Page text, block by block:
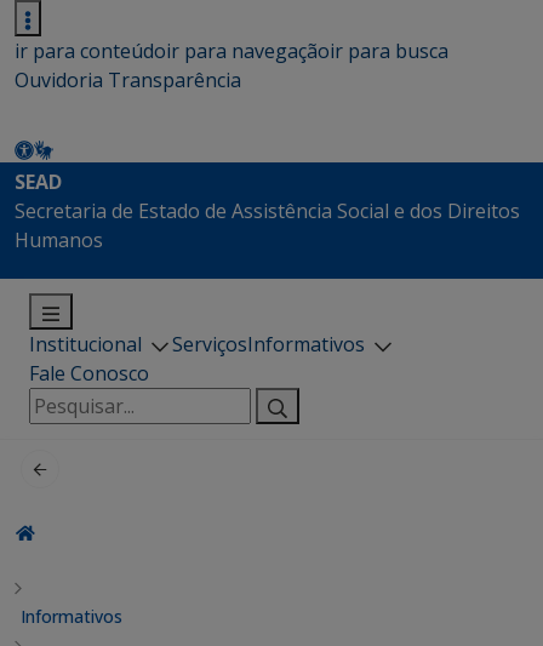
ir para conteúdoir para navegaçãoir para busca
Ouvidoria Transparência
SEAD
Secretaria de Estado de Assistência Social e dos Direitos
Humanos
Institucional ServiçosInformativos
Fale Conosco
Pesquisar
por:
Informativos